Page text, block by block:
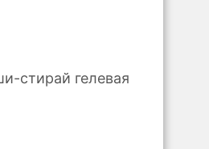
стирай гелевая